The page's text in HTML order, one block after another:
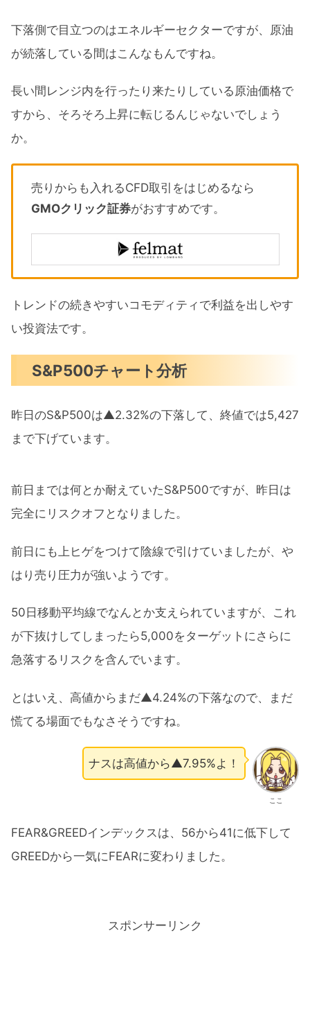
下落側で目立つのはエネルギーセクターですが、原油
が続落している間はこんなもんですね。
長い間レンジ内を行ったり来たりしている原油価格で
すから、そろそろ上昇に転じるんじゃないでしょう
か。
売りからも入れるCFD取引をはじめるなら
GMOクリック証券がおすすめです。
トレンドの続きやすいコモディティで利益を出しやす
い投資法です。
S&P500チャート分析
昨日のS&P500は▲2.32%の下落して、終値では5,427
まで下げています。
前日までは何とか耐えていたS&P500ですが、昨日は
完全にリスクオフとなりました。
前日にも上ヒゲをつけて陰線で引けていましたが、や
はり売り圧力が強いようです。
50日移動平均線でなんとか支えられていますが、これ
が下抜けしてしまったら5,000をターゲットにさらに
急落するリスクを含んでいます。
とはいえ、高値からまだ▲4.24%の下落なので、まだ
慌てる場面でもなさそうですね。
ここ
ナスは高値から▲7.95%よ！
FEAR&GREEDインデックスは、56から41に低下して
GREEDから一気にFEARに変わりました。
スポンサーリンク